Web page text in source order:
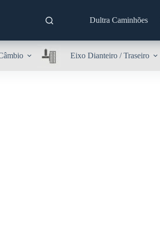
Dultra Caminhões
Eixo Dianteiro / Traseiro